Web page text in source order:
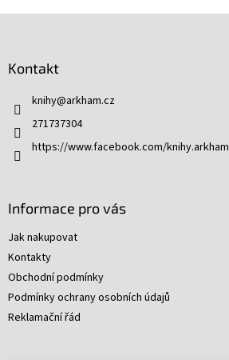
Kontakt
knihy@arkham.cz
271737304
https://www.facebook.com/knihy.arkham
Informace pro vás
Jak nakupovat
Kontakty
Obchodní podmínky
Podmínky ochrany osobních údajů
Reklamační řád